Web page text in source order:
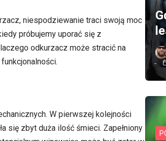
niespodziewanie traci swoją moc
próbujemy uporać się z
odkurzacz może stracić na
W pierwszej kolejności
się zbyt duża ilość śmieci. Zapełniony